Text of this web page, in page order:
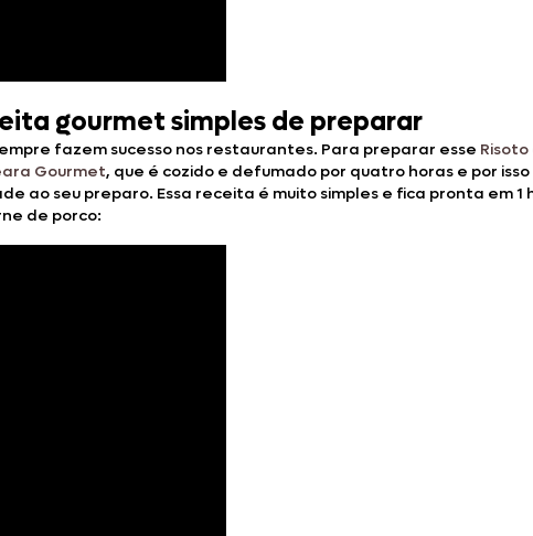
gourmet simples de preparar
fazem sucesso nos restaurantes. Para preparar esse
Gourmet, que é cozido e defumado por quatro horas e por
ao seu preparo. Essa receita é muito simples e fica pronta em 1
de porco: